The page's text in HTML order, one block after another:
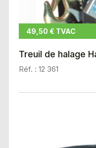
49,50 € TVAC
Treuil de halage
Réf. : 12 361